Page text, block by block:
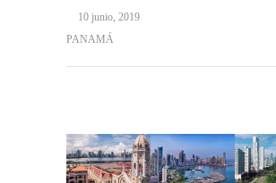
10 junio, 2019
PANAMÁ